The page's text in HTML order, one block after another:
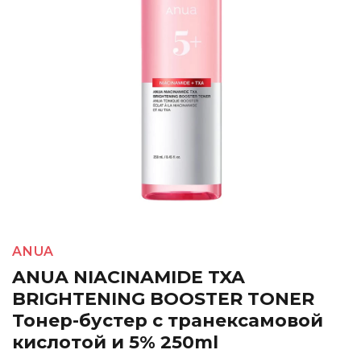
ANUA
ANUA NIACINAMIDE TXA
BRIGHTENING BOOSTER TONER
Тонер-бустер с транексамовой
кислотой и 5% 250ml